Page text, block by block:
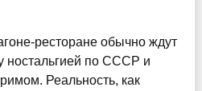
ресторане обычно ждут
ностальгией по СССР и
Реальность, как